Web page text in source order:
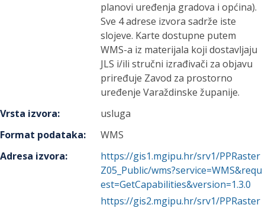
planovi uređenja gradova i općina).
Sve 4 adrese izvora sadrže iste
slojeve. Karte dostupne putem
WMS-a iz materijala koji dostavljaju
JLS i/ili stručni izrađivači za objavu
priređuje Zavod za prostorno
uređenje Varaždinske županije.
Vrsta izvora:
usluga
Format podataka:
WMS
Adresa izvora:
https://gis1.mgipu.hr/srv1/PPRaster
Z05_Public/wms?service=WMS&requ
est=GetCapabilities&version=1.3.0
https://gis2.mgipu.hr/srv1/PPRaster